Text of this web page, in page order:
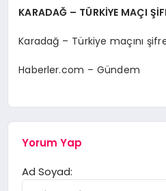
KARADAĞ – TÜRKİYE MAÇI
Karadağ – Türkiye maçını
Haberler.com – Gündem
Yorum Yap
Ad Soyad: